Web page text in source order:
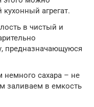
агрегат.
в чистый и
предназначающуюся
немного сахара – не
заливаем в емкость